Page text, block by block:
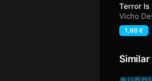
Terror Is
Vicho
1,60 €
Similar